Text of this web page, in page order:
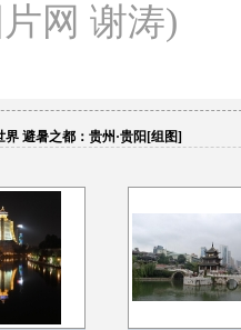
网 谢涛)
界 避暑之都：贵州·贵阳[组图]